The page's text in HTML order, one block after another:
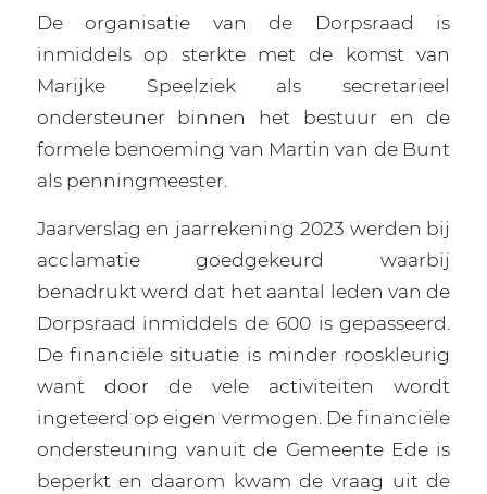
De organisatie van de Dorpsraad is
inmiddels op sterkte met de komst van
Marijke Speelziek als secretarieel
ondersteuner binnen het bestuur en de
formele benoeming van Martin van de Bunt
als penningmeester.
Jaarverslag en jaarrekening 2023 werden bij
acclamatie goedgekeurd waarbij
benadrukt werd dat het aantal leden van de
Dorpsraad inmiddels de 600 is gepasseerd.
De financiële situatie is minder rooskleurig
want door de vele activiteiten wordt
ingeteerd op eigen vermogen. De financiële
ondersteuning vanuit de Gemeente Ede is
beperkt en daarom kwam de vraag uit de